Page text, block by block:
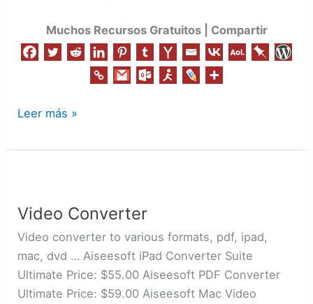
Muchos Recursos Gratuitos | Compartir
Leer más »
Video Converter
Video converter to various formats, pdf, ipad,
mac, dvd … Aiseesoft iPad Converter Suite
Ultimate Price: $55.00 Aiseesoft PDF Converter
Ultimate Price: $59.00 Aiseesoft Mac Video